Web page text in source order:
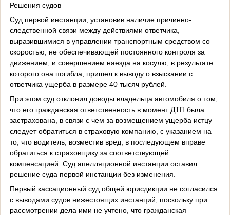
Решения судов
Суд первой инстанции, установив наличие причинно-
следственной связи между действиями ответчика,
выразившимися в управлении транспортным средством со
скоростью, не обеспечивающей постоянного контроля за
движением, и совершением наезда на косулю, в результате
которого она погибла, пришел к выводу о взыскании с
ответчика ущерба в размере 40 тысяч рублей.
При этом суд отклонил доводы владельца автомобиля о том,
что его гражданская ответственность в момент ДТП была
застрахована, в связи с чем за возмещением ущерба истцу
следует обратиться в страховую компанию, с указанием на
то, что водитель, возместив вред, в последующем вправе
обратиться к страховщику за соответствующей
компенсацией. Суд апелляционной инстанции оставил
решение суда первой инстанции без изменения.
Первый кассационный суд общей юрисдикции не согласился
с выводами судов нижестоящих инстанций, поскольку при
рассмотрении дела ими не учтено, что гражданская